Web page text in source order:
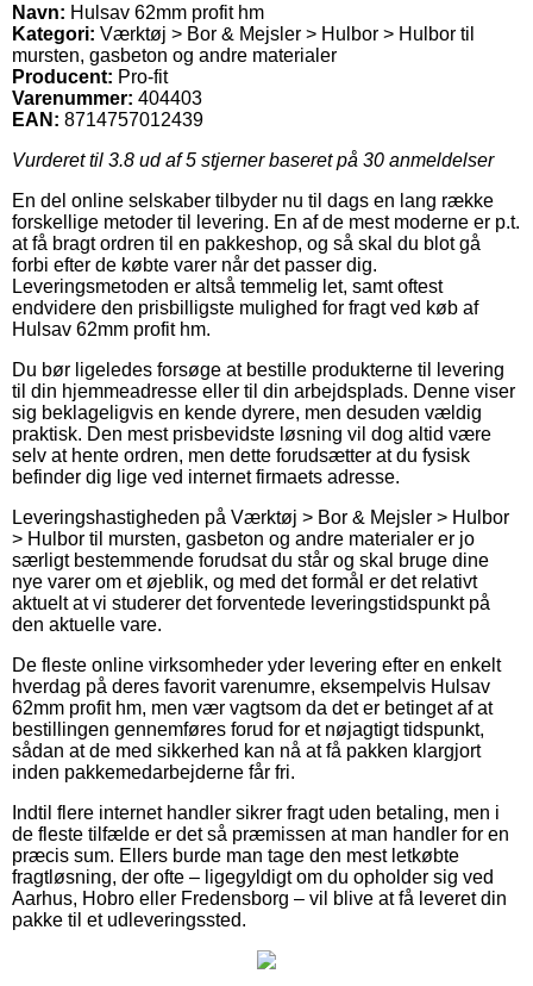
Navn: Hulsav 62mm profit hm
Kategori: Værktøj > Bor & Mejsler > Hulbor > Hulbor til
mursten, gasbeton og andre materialer
Producent: Pro-fit
Varenummer: 404403
EAN: 8714757012439
Vurderet til 3.8 ud af 5 stjerner baseret på 30 anmeldelser
En del online selskaber tilbyder nu til dags en lang række
forskellige metoder til levering. En af de mest moderne er p.t.
at få bragt ordren til en pakkeshop, og så skal du blot gå
forbi efter de købte varer når det passer dig.
Leveringsmetoden er altså temmelig let, samt oftest
endvidere den prisbilligste mulighed for fragt ved køb af
Hulsav 62mm profit hm.
Du bør ligeledes forsøge at bestille produkterne til levering
til din hjemmeadresse eller til din arbejdsplads. Denne viser
sig beklageligvis en kende dyrere, men desuden vældig
praktisk. Den mest prisbevidste løsning vil dog altid være
selv at hente ordren, men dette forudsætter at du fysisk
befinder dig lige ved internet firmaets adresse.
Leveringshastigheden på Værktøj > Bor & Mejsler > Hulbor
> Hulbor til mursten, gasbeton og andre materialer er jo
særligt bestemmende forudsat du står og skal bruge dine
nye varer om et øjeblik, og med det formål er det relativt
aktuelt at vi studerer det forventede leveringstidspunkt på
den aktuelle vare.
De fleste online virksomheder yder levering efter en enkelt
hverdag på deres favorit varenumre, eksempelvis Hulsav
62mm profit hm, men vær vagtsom da det er betinget af at
bestillingen gennemføres forud for et nøjagtigt tidspunkt,
sådan at de med sikkerhed kan nå at få pakken klargjort
inden pakkemedarbejderne får fri.
Indtil flere internet handler sikrer fragt uden betaling, men i
de fleste tilfælde er det så præmissen at man handler for en
præcis sum. Ellers burde man tage den mest letkøbte
fragtløsning, der ofte – ligegyldigt om du opholder sig ved
Aarhus, Hobro eller Fredensborg – vil blive at få leveret din
pakke til et udleveringssted.